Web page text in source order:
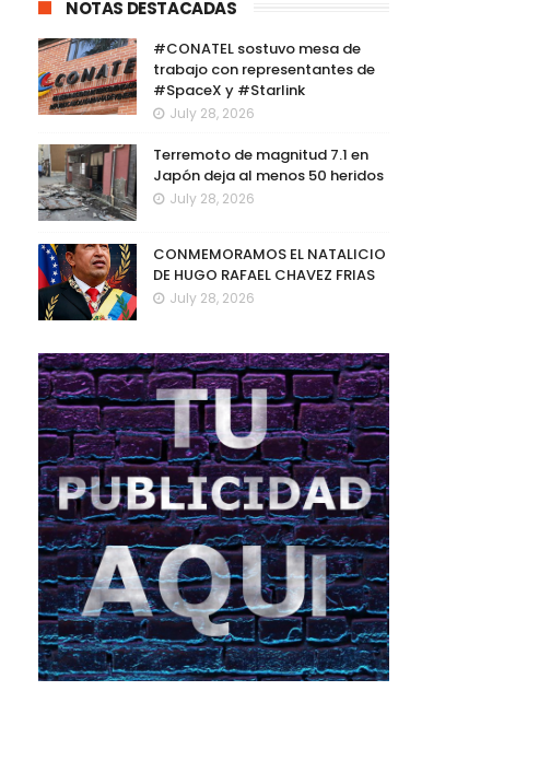
NOTAS DESTACADAS
#CONATEL sostuvo mesa de
trabajo con representantes de
#SpaceX y #Starlink
July 28, 2026
Terremoto de magnitud 7.1 en
Japón deja al menos 50 heridos
July 28, 2026
CONMEMORAMOS EL NATALICIO
DE HUGO RAFAEL CHAVEZ FRIAS
July 28, 2026